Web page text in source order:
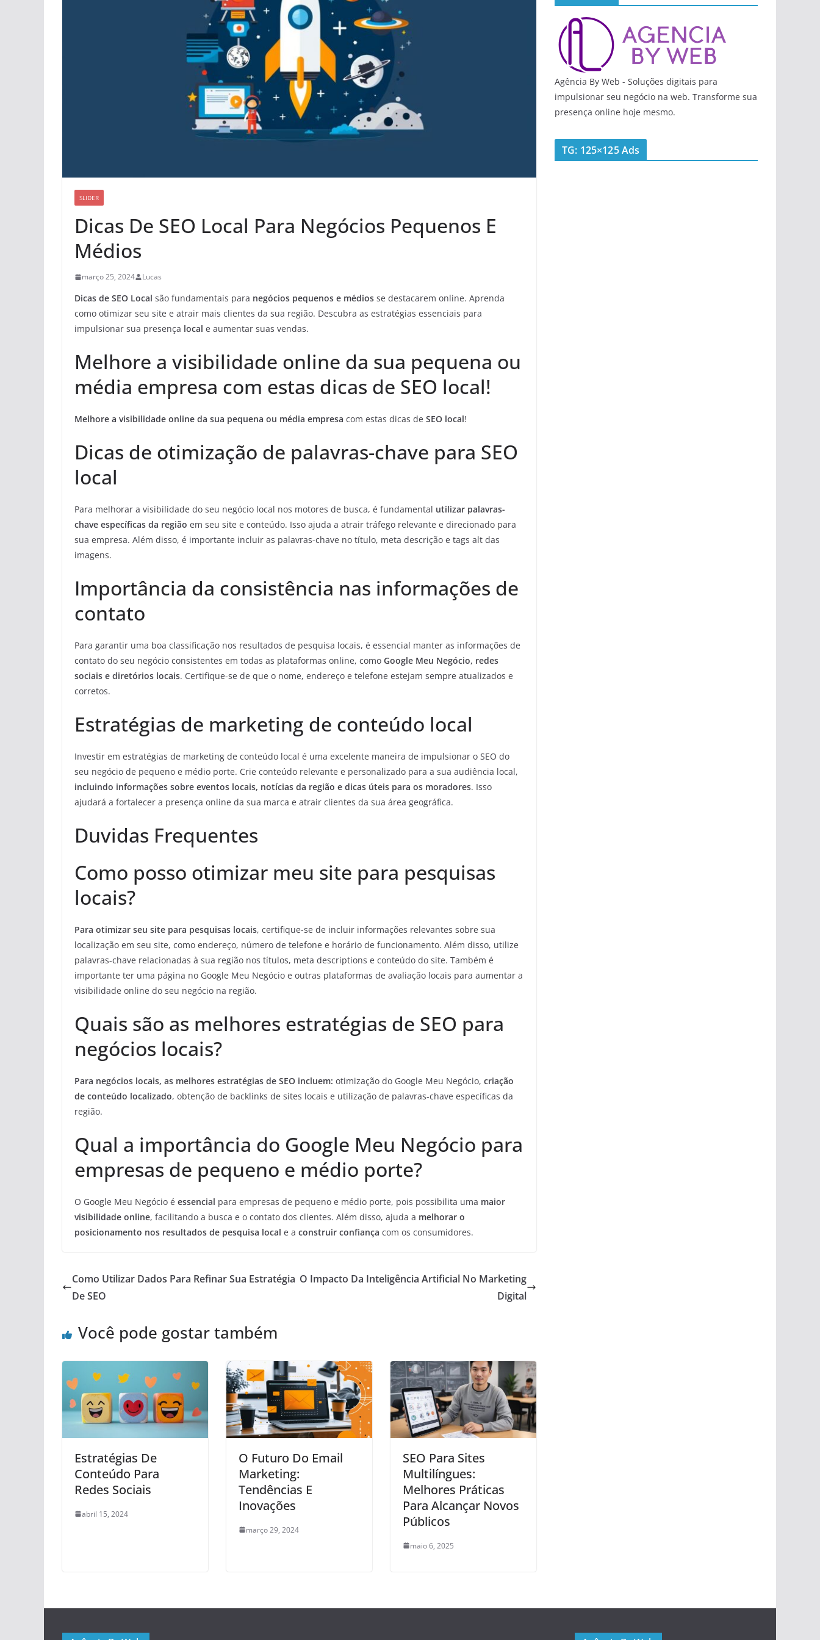
SLIDER
Dicas De SEO Local Para Negócios Pequenos E
Médios
março 25, 2024 Lucas
Dicas de SEO Local são fundamentais para negócios pequenos e médios se destacarem online. Aprenda
como otimizar seu site e atrair mais clientes da sua região. Descubra as estratégias essenciais para
impulsionar sua presença local e aumentar suas vendas.
Melhore a visibilidade online da sua pequena ou
média empresa com estas dicas de SEO local!
Melhore a visibilidade online da sua pequena ou média empresa com estas dicas de SEO local!
Dicas de otimização de palavras-chave para SEO
local
Para melhorar a visibilidade do seu negócio local nos motores de busca, é fundamental utilizar palavras-
chave específicas da região em seu site e conteúdo. Isso ajuda a atrair tráfego relevante e direcionado para
sua empresa. Além disso, é importante incluir as palavras-chave no título, meta descrição e tags alt das
imagens.
Importância da consistência nas informações de
contato
Para garantir uma boa classificação nos resultados de pesquisa locais, é essencial manter as informações de
contato do seu negócio consistentes em todas as plataformas online, como Google Meu Negócio, redes
sociais e diretórios locais. Certifique-se de que o nome, endereço e telefone estejam sempre atualizados e
corretos.
Estratégias de marketing de conteúdo local
Investir em estratégias de marketing de conteúdo local é uma excelente maneira de impulsionar o SEO do
seu negócio de pequeno e médio porte. Crie conteúdo relevante e personalizado para a sua audiência local,
incluindo informações sobre eventos locais, notícias da região e dicas úteis para os moradores. Isso
ajudará a fortalecer a presença online da sua marca e atrair clientes da sua área geográfica.
Duvidas Frequentes
Como posso otimizar meu site para pesquisas
locais?
Para otimizar seu site para pesquisas locais, certifique-se de incluir informações relevantes sobre sua
localização em seu site, como endereço, número de telefone e horário de funcionamento. Além disso, utilize
palavras-chave relacionadas à sua região nos títulos, meta descriptions e conteúdo do site. Também é
importante ter uma página no Google Meu Negócio e outras plataformas de avaliação locais para aumentar a
visibilidade online do seu negócio na região.
Quais são as melhores estratégias de SEO para
negócios locais?
Para negócios locais, as melhores estratégias de SEO incluem: otimização do Google Meu Negócio, criação
de conteúdo localizado, obtenção de backlinks de sites locais e utilização de palavras-chave específicas da
região.
Qual a importância do Google Meu Negócio para
empresas de pequeno e médio porte?
O Google Meu Negócio é essencial para empresas de pequeno e médio porte, pois possibilita uma maior
visibilidade online, facilitando a busca e o contato dos clientes. Além disso, ajuda a melhorar o
posicionamento nos resultados de pesquisa local e a construir confiança com os consumidores.
Como Utilizar Dados Para Refinar Sua Estratégia
De SEO
O Impacto Da Inteligência Artificial No Marketing
Digital
Você pode gostar também
Estratégias De
Conteúdo Para
Redes Sociais
abril 15, 2024
O Futuro Do Email
Marketing:
Tendências E
Inovações
março 29, 2024
SEO Para Sites
Multilíngues:
Melhores Práticas
Para Alcançar Novos
Públicos
maio 6, 2025
Agência By Web - Soluções digitais para
impulsionar seu negócio na web. Transforme sua
presença online hoje mesmo.
TG: 125×125 Ads